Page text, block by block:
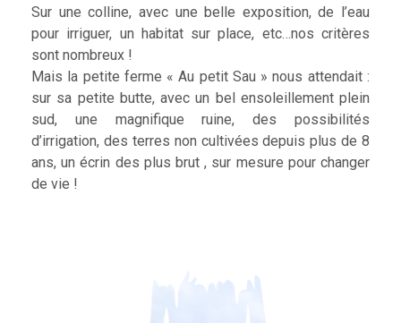
Sur une colline, avec une belle exposition, de l’eau
pour irriguer, un habitat sur place, etc…nos critères
sont nombreux !
Mais la petite ferme « Au petit Sau » nous attendait :
sur sa petite butte, avec un bel ensoleillement plein
sud, une magnifique ruine, des possibilités
d’irrigation, des terres non cultivées depuis plus de 8
ans, un écrin des plus brut , sur mesure pour changer
de vie !